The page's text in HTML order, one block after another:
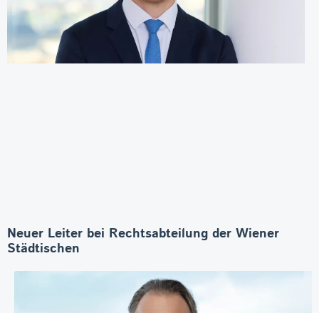
Neuer Leiter bei Rechtsabteilung der Wiener
Städtischen